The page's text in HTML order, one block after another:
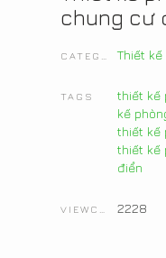
chung cư
Thiết
TAGS thiết kế
kế
thiết kế
thiết kế
điển
2228